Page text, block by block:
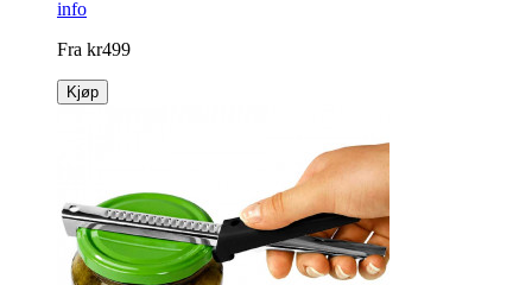
info
Fra kr499
Kjøp